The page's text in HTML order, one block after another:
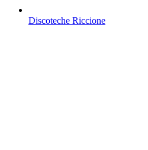
Discoteche Riccione